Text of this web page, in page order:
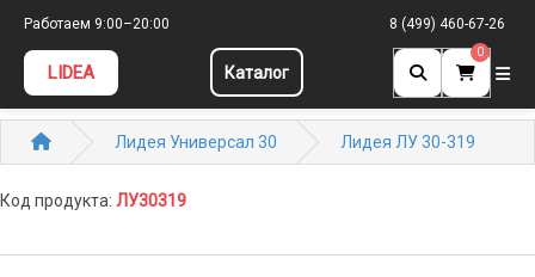
Работаем 9:00–20:00 8 (499) 460-67-26
LIDEA Каталог
0
Лидея Универсал 30 Лидея ЛУ 30-319
Код продукта: ЛУ30319